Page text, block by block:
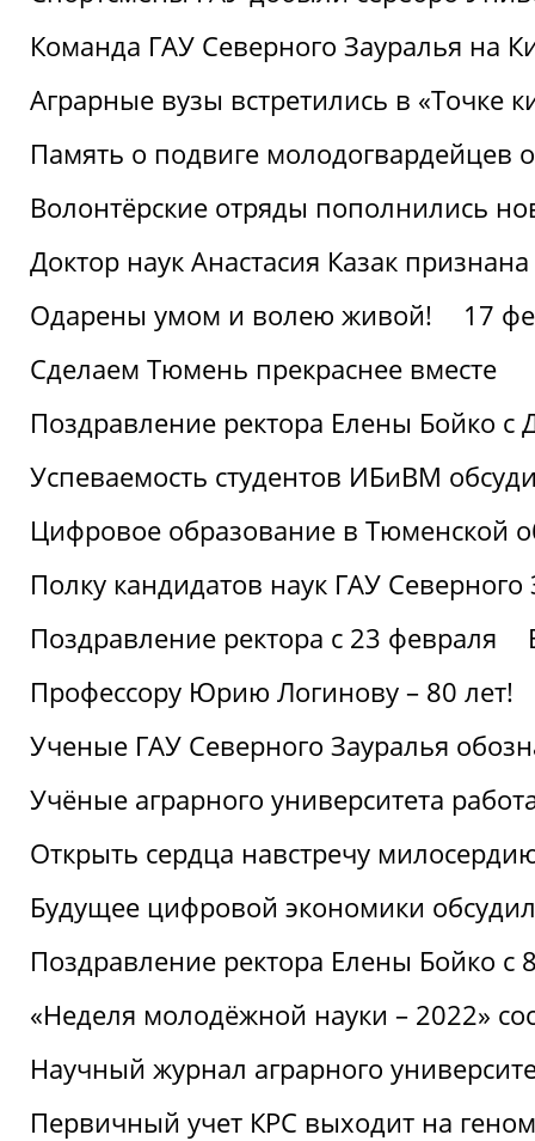
Команда ГАУ Северного Зауралья на
Аграрные вузы встретились в «Точке
Память о подвиге молодогвардейцев
Волонтёрские отряды пополнились
Доктор наук Анастасия Казак
Одарены умом и волею живой!
17
Сделаем Тюмень прекраснее вместе
Поздравление ректора Елены Бойко с
Успеваемость студентов ИБиВМ
Цифровое образование в Тюменской
Полку кандидатов наук ГАУ
Поздравление ректора с 23 февраля
Профессору Юрию Логинову – 80 лет!
Ученые ГАУ Северного Зауралья
Учёные аграрного университета
Открыть сердца навстречу
Будущее цифровой экономики
Поздравление ректора Елены Бойко с
«Неделя молодёжной науки – 2022»
Научный журнал аграрного
Первичный учет КРС выходит на